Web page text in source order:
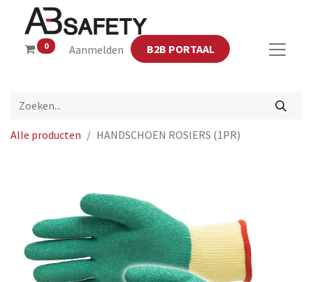
0 Aanmelden B2B PORTAAL
Alle producten HANDSCHOEN ROSIERS (1PR)